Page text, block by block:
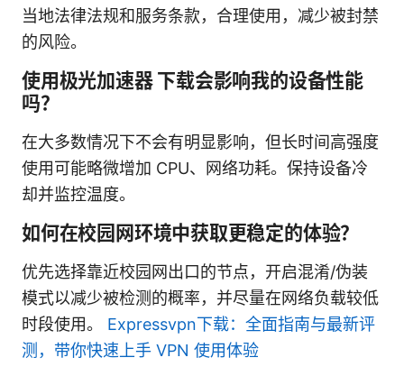
当地法律法规和服务条款，合理使用，减少被封禁
的风险。
使用极光加速器 下载会影响我的设备性能
吗？
在大多数情况下不会有明显影响，但长时间高强度
使用可能略微增加 CPU、网络功耗。保持设备冷
却并监控温度。
如何在校园网环境中获取更稳定的体验？
优先选择靠近校园网出口的节点，开启混淆/伪装
模式以减少被检测的概率，并尽量在网络负载较低
时段使用。 Expressvpn下载：全面指南与最新评
测，带你快速上手 VPN 使用体验